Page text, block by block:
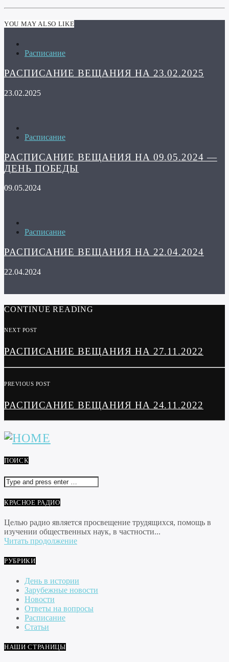
YOU MAY ALSO LIKE
Расписание
РАСПИСАНИЕ ВЕЩАНИЯ НА 23.02.2025
23.02.2025
Расписание
РАСПИСАНИЕ ВЕЩАНИЯ НА 09.05.2024 —
ДЕНЬ ПОБЕДЫ
09.05.2024
Расписание
РАСПИСАНИЕ ВЕЩАНИЯ НА 22.04.2024
22.04.2024
CONTINUE READING
NEXT POST
РАСПИСАНИЕ ВЕЩАНИЯ НА 27.11.2022
PREVIOUS POST
РАСПИСАНИЕ ВЕЩАНИЯ НА 24.11.2022
ПОИСК
КРАСНОЕ РАДИО
Целью радио является просвещение трудящихся, помощь в
изучении общественных наук, в частности...
Читать продолжение
РУБРИКИ
День в истории
Зарубежные новости
Новости
Ответы на вопросы
Расписание
Статьи
НАШИ СТРАНИЦЫ